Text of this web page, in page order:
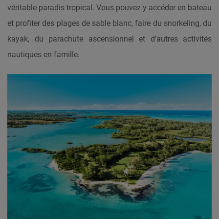
véritable paradis tropical. Vous pouvez y accéder en bateau
et profiter des plages de sable blanc, faire du snorkeling, du
kayak, du parachute ascensionnel et d'autres activités
nautiques en famille.